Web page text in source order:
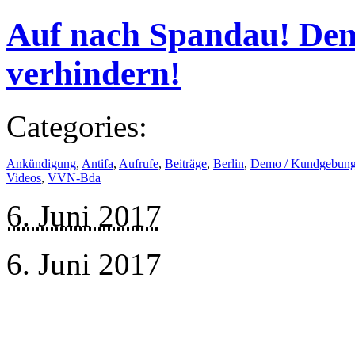
Auf nach Spandau!
verhindern!
Categories:
Ankündigung, Antifa, Aufrufe, Beiträge, Berlin, Demo /
Videos, VVN-Bda
6. Juni 2017
6. Juni 2017